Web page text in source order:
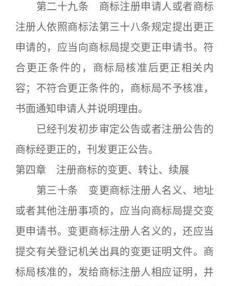
第二十九条 商标注册申请人或者商标
注册人依照商标法第三十八条规定提出更正
申请的，应当向商标局提交更正申请书。符
合更正条件的，商标局核准后更正相关内
容；不符合更正条件的，商标局不予核准，
书面通知申请人并说明理由。
已经刊发初步审定公告或者注册公告的
商标经更正的，刊发更正公告。
第四章 注册商标的变更、转让、续展
第三十条 变更商标注册人名义、地址
或者其他注册事项的，应当向商标局提交变
更申请书。变更商标注册人名义的，还应当
提交有关登记机关出具的变更证明文件。商
标局核准的，发给商标注册人相应证明，并